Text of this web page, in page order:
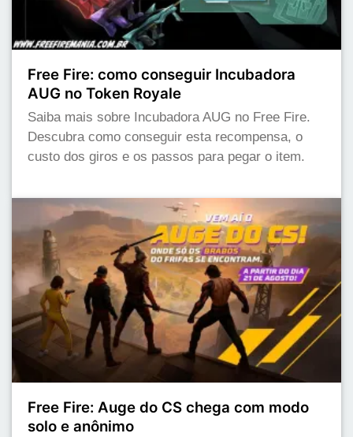
Free Fire: como conseguir Incubadora
AUG no Token Royale
Saiba mais sobre Incubadora AUG no Free Fire.
Descubra como conseguir esta recompensa, o
custo dos giros e os passos para pegar o item.
Free Fire: Auge do CS chega com modo
solo e anônimo